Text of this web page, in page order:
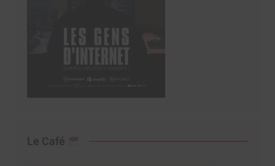
Le Café